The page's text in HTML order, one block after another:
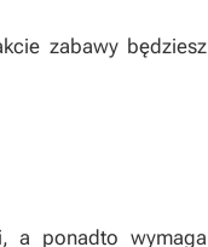
zabawy będziesz
a ponadto wymaga